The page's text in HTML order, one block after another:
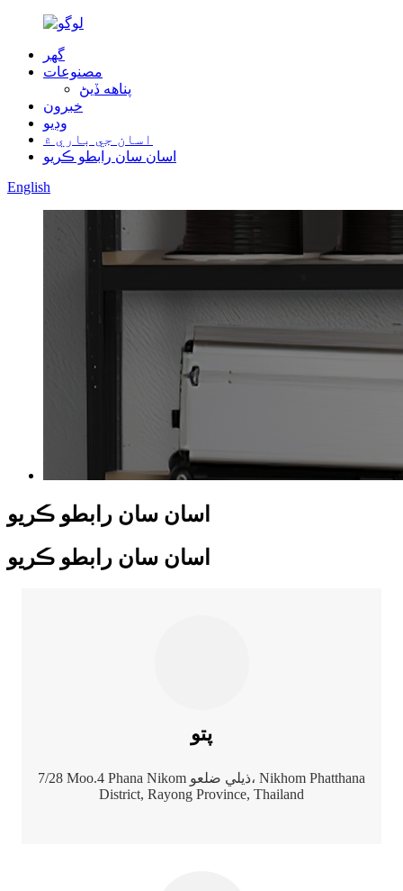
گهر
مصنوعات
پناهه ڏيڻ
خبرون
وڊيو
اسان جي باري ۾
اسان سان رابطو ڪريو
English
اسان سان رابطو ڪريو
اسان سان رابطو ڪريو
پتو
7/28 Moo.4 Phana Nikom ذيلي ضلعو، Nikhom Phatthana
District, Rayong Province, Thailand